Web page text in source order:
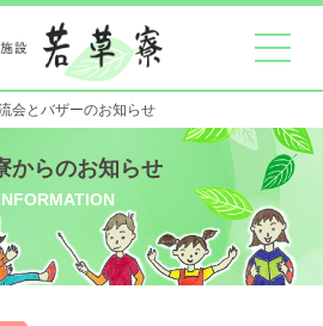
会とバザーのお知らせ
からのお知らせ